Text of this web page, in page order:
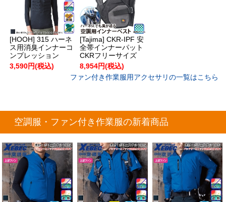
[HOOH] 315 ハーネ
ス用消臭インナーコ
ンプレッション
3,590円(税込)
[Tajima] CKR-IPF 安
全帯インナーパット
CKRフリーサイズ
8,954円(税込)
ファン付き作業服用アクセサリの一覧はこちら
空調服・ファン付き作業服の新着商品